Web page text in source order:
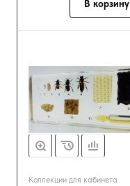
В корзину
Коллекции для кабинета